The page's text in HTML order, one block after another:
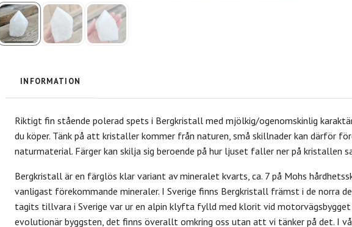
INFORMATION
Riktigt fin stående polerad spets i Bergkristall med mjölkig/ogenomskinlig
du köper. Tänk på att kristaller kommer från naturen, små skillnader kan därför
naturmaterial. Färger kan skilja sig beroende på hur ljuset faller ner på kristallen
Bergkristall är en färglös klar variant av mineralet kvarts, ca. 7 på Mohs
vanligast förekommande mineraler. I Sverige finns Bergkristall främst i de norra
tagits tillvara i Sverige var ur en alpin klyfta fylld med klorit vid
evolutionär byggsten, det finns överallt omkring oss utan att vi tänker på det. I